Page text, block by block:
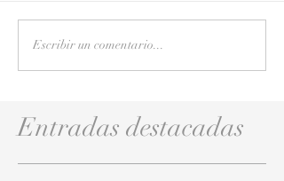
Escribir un comentario...
Entradas destacadas